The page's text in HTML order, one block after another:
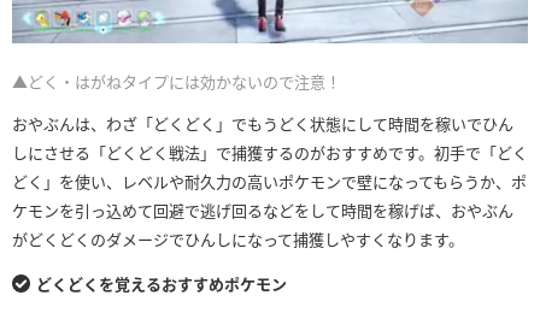
▲どく・はがねタイプには効かないので注意！
おやぶんは、わざ「どくどく」でもうどく状態にして時間を稼いでひん
しにさせる「どくどく戦法」で捕獲するのがおすすめです。初手で「どく
どく」を使い、レベルや耐久力の高いポケモンで壁になってもらうか、ポ
ケモンを引っ込めて回避で逃げ回るなどをして時間を稼げば、おやぶん
がどくどくのダメージでひんしになって捕獲しやすくなります。
どくどくを覚えるおすすめポケモン